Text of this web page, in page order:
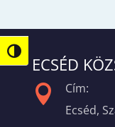
Nagy kontraszt váltása
ECSÉD

Cím:
Ecséd,